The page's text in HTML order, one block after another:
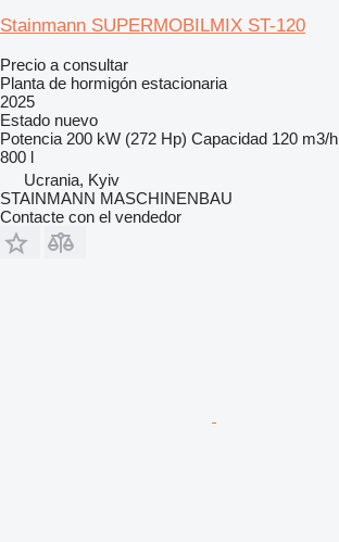
Stainmann SUPERMOBILMIX ST-120
Precio a consultar
Planta de hormigón estacionaria
2025
Estado nuevo
Potencia 200 kW (272 Hp) Capacidad 120 m3/h
800 l
Ucrania, Kyiv
STAINMANN MASCHINENBAU
Contacte con el vendedor